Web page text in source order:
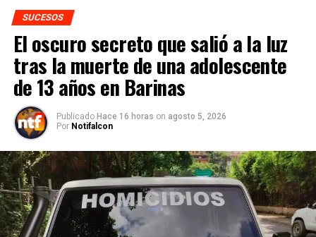
SUCESOS
El oscuro secreto que salió a la luz
tras la muerte de una adolescente
de 13 años en Barinas
Publicado Hace 16 horas on agosto 5, 2026
Por Notifalcon